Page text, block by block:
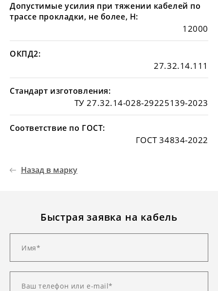
Допустимые усилия при тяжении кабелей по
трассе прокладки, не более, Н:
12000
ОКПД2:
27.32.14.111
Стандарт изготовления:
ТУ 27.32.14-028-29225139-2023
Соответствие по ГОСТ:
ГОСТ 34834-2022
Назад в марку
Быстрая заявка на кабель